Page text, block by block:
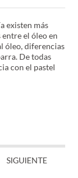
existen más
el óleo en
óleo, diferencias
De todas
con el pastel
SIGUIENTE